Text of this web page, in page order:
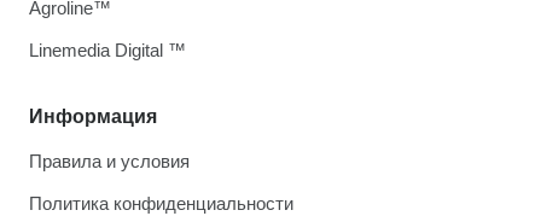
Информация
Правила и условия
Политика конфиденциальности
Agroline™
Linemedia Digital ™